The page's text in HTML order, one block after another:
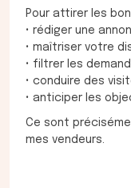
Pour attirer les
• rédiger une
• maîtriser votre
• filtrer les
• conduire des
• anticiper les
Ce sont
mes vendeurs.